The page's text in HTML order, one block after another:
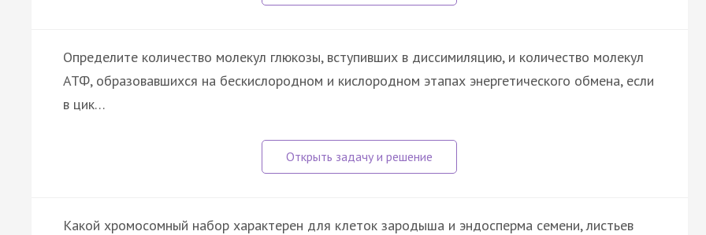
Определите количество молекул глюкозы, вступивших в диссимиляцию, и количество молекул
АТФ, образовавшихся на бескислородном и кислородном этапах энергетического обмена, если
в цик…
Какой хромосомный набор характерен для клеток зародыша и эндосперма семени, листьев